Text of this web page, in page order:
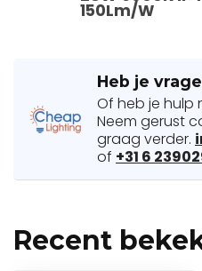
150Lm/W
Heb je
Of heb je hulp
Neem gerust
graag verder.
of +31 6
Recent